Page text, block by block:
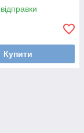
Купити